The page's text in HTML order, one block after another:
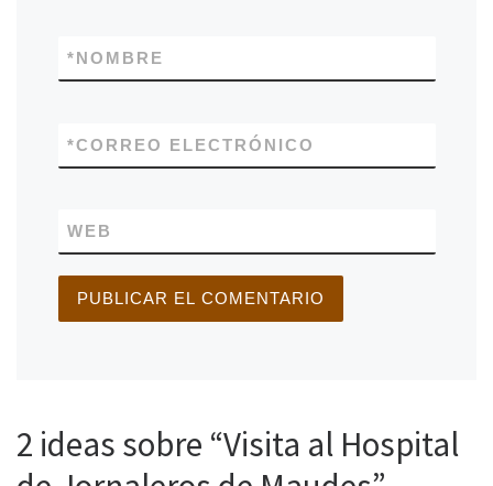
NOMBRE
*
CORREO ELECTRÓNICO
*
WEB
2 ideas sobre “Visita al Hospital